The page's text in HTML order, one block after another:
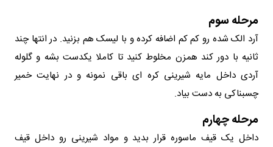
مرحله سوم
آرد الک شده رو کم کم اضافه کرده و با لیسک هم بزنید. در انتها چند
ثانیه با دور کند همزن مخلوط کنید تا کاملا یکدست بشه و گلوله
آردی داخل مایه شیرینی کره ای باقی نمونه و در نهایت خمیر
چسبناکی به دست بیاد.
مرحله چهارم
داخل یک قیف ماسوره قرار بدید و مواد شیرینی رو داخل قیف